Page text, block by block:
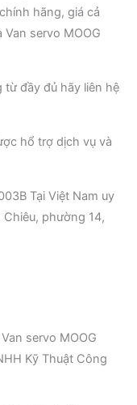
hãng, giá cả
servo MOOG
từ đầy đủ hãy liên hệ
hổ trợ dịch vụ và
Tại Việt Nam uy
phường 14,
servo MOOG
Kỹ Thuật Công